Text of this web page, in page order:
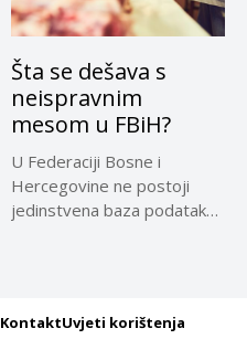
Šta se dešava s
neispravnim
mesom u FBiH?
U Federaciji Bosne i
Hercegovine ne postoji
jedinstvena baza podataka
KontaktUvjeti korištenja